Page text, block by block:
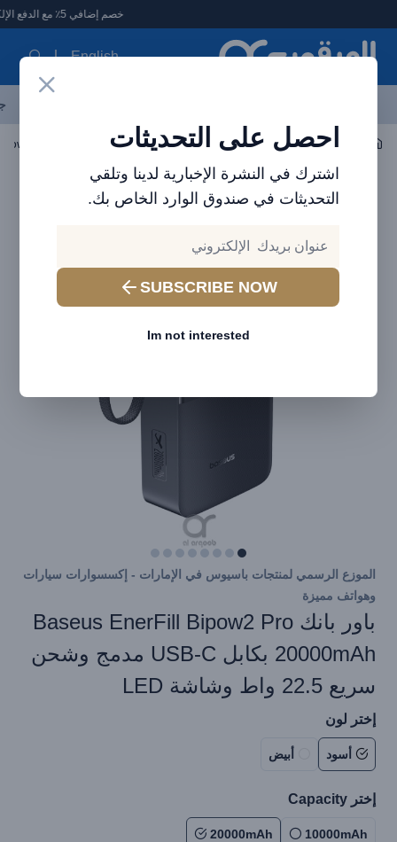
العرقوب - متجر الإلكترونيات في الإمارات
خصم إضافي 5٪ مع الدفع الإلكتروني
English
احصل على التحديثات
اشترك في النشرة الإخبارية لدينا وتلقي
التحديثات في صندوق الوارد الخاص بك.
SUBSCRIBE NOW
Im not interested
اكسسوارات الجوال باوربانك
الموزع الرسمي لمنتجات باسيوس في الإمارات - إكسسوارات سيارات
وهواتف مميزة
باور بانك Baseus EnerFill Bipow2 Pro
20000mAh بكابل USB-C مدمج وشحن
سريع 22.5 واط وشاشة LED
إختر لون
أسود أبيض
إختر Capacity
10000mAh
20000mAh